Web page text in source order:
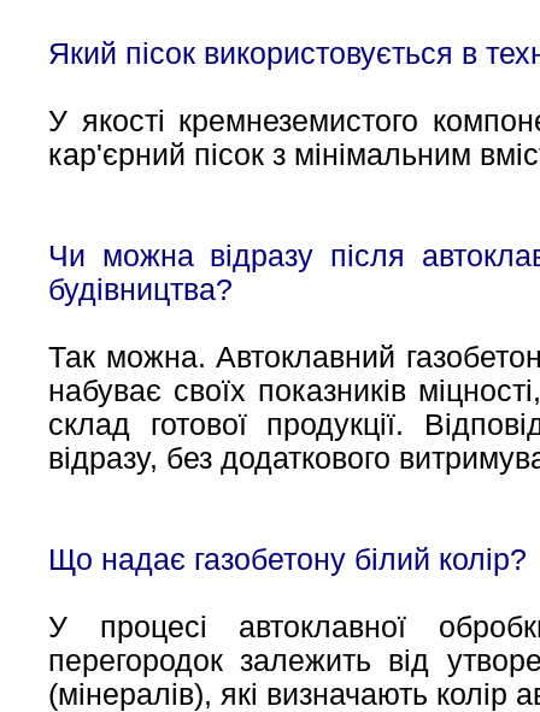
Який пісок використовується в
У якості кремнеземистого
кар'єрний пісок з мінімальним
Чи можна відразу після
будівництва?
Так можна. Автоклавний
набуває своїх показників
склад готової продукції.
відразу, без додаткового
Що надає газобетону білий колір?
У процесі автоклавної
перегородок залежить від
(мінералів), які визначають колір